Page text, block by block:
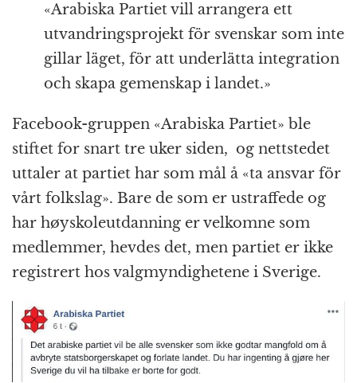
«Arabiska Partiet vill arrangera ett
utvandringsprojekt för svenskar som inte
gillar läget, för att underlätta integration
och skapa gemenskap i landet.»
Facebook-gruppen «Arabiska Partiet» ble
stiftet for snart tre uker siden, og nettstedet
uttaler at partiet har som mål å «ta ansvar för
vårt folkslag». Bare de som er ustraffede og
har høyskoleutdanning er velkomne som
medlemmer, hevdes det, men partiet er ikke
registrert hos valgmyndighetene i Sverige.